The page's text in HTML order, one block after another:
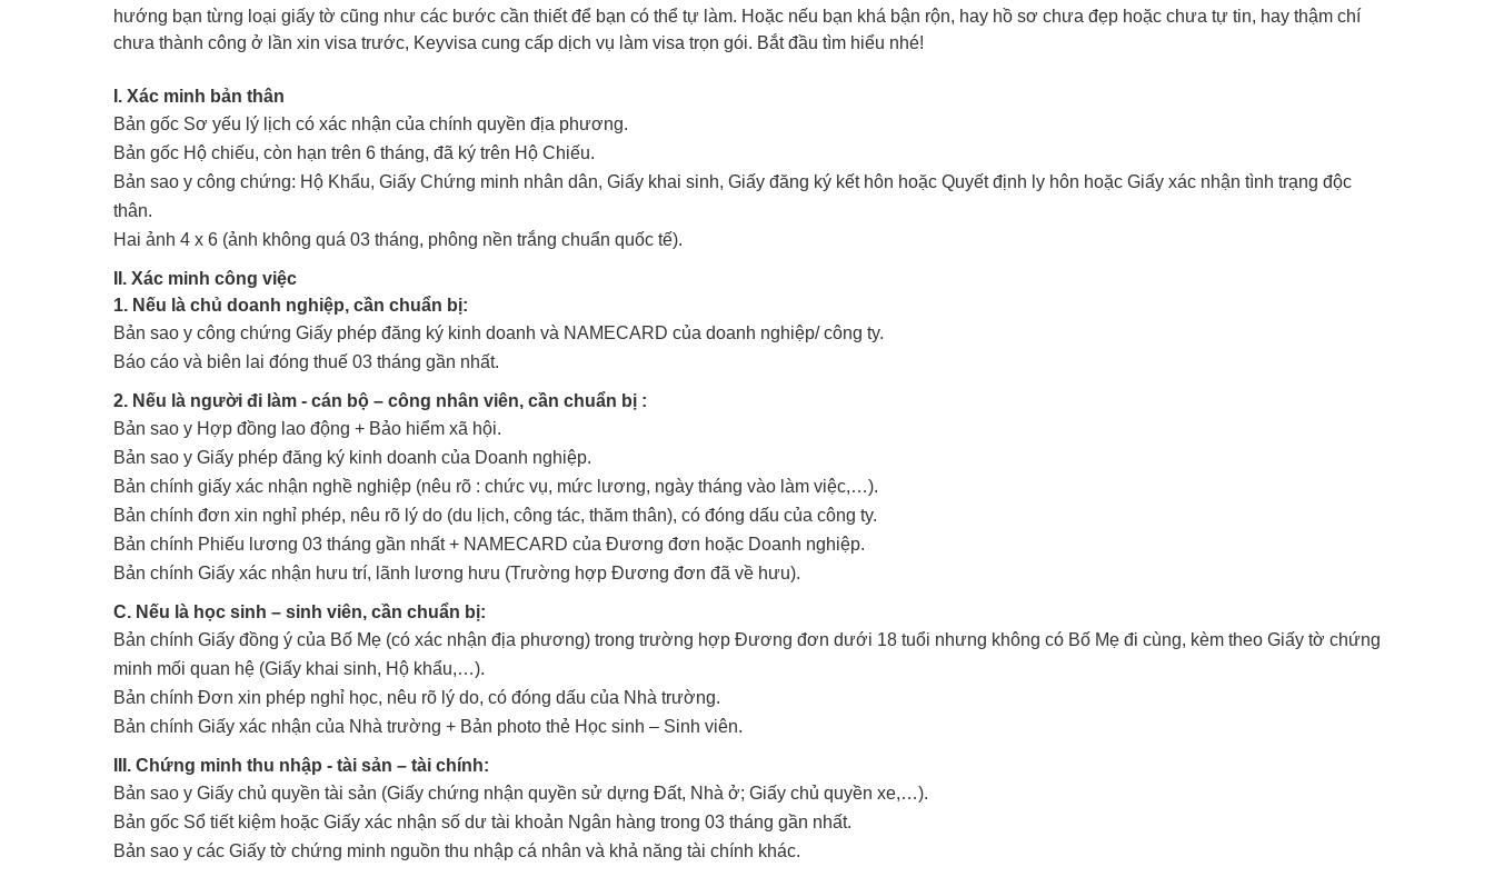
hướng bạn từng loại giấy tờ cũng như các bước cần thiết để bạn có thể tự làm. Hoặc nếu bạn khá bận rộn, hay hồ sơ chưa đẹp hoặc chưa tự tin, hay thậm chí
chưa thành công ở lần xin visa trước, Keyvisa cung cấp dịch vụ làm visa trọn gói. Bắt đầu tìm hiểu nhé!
I. Xác minh bản thân
Bản gốc Sơ yếu lý lịch có xác nhận của chính quyền địa phương.
Bản gốc Hộ chiếu, còn hạn trên 6 tháng, đã ký trên Hộ Chiếu.
Bản sao y công chứng: Hộ Khẩu, Giấy Chứng minh nhân dân, Giấy khai sinh, Giấy đăng ký kết hôn hoặc Quyết định ly hôn hoặc Giấy xác nhận tình trạng độc
thân.
Hai ảnh 4 x 6 (ảnh không quá 03 tháng, phông nền trắng chuẩn quốc tế).
II. Xác minh công việc
1. Nếu là chủ doanh nghiệp, cần chuẩn bị:
Bản sao y công chứng Giấy phép đăng ký kinh doanh và NAMECARD của doanh nghiệp/ công ty.
Báo cáo và biên lai đóng thuế 03 tháng gần nhất.
2. Nếu là người đi làm - cán bộ – công nhân viên, cần chuẩn bị :
Bản sao y Hợp đồng lao động + Bảo hiểm xã hội.
Bản sao y Giấy phép đăng ký kinh doanh của Doanh nghiệp.
Bản chính giấy xác nhận nghề nghiệp (nêu rõ : chức vụ, mức lương, ngày tháng vào làm việc,…).
Bản chính đơn xin nghỉ phép, nêu rõ lý do (du lịch, công tác, thăm thân), có đóng dấu của công ty.
Bản chính Phiếu lương 03 tháng gần nhất + NAMECARD của Đương đơn hoặc Doanh nghiệp.
Bản chính Giấy xác nhận hưu trí, lãnh lương hưu (Trường hợp Đương đơn đã về hưu).
C. Nếu là học sinh – sinh viên, cần chuẩn bị:
Bản chính Giấy đồng ý của Bố Mẹ (có xác nhận địa phương) trong trường hợp Đương đơn dưới 18 tuổi nhưng không có Bố Mẹ đi cùng, kèm theo Giấy tờ chứng
minh mối quan hệ (Giấy khai sinh, Hộ khẩu,…).
Bản chính Đơn xin phép nghỉ học, nêu rõ lý do, có đóng dấu của Nhà trường.
Bản chính Giấy xác nhận của Nhà trường + Bản photo thẻ Học sinh – Sinh viên.
III. Chứng minh thu nhập - tài sản – tài chính:
Bản sao y Giấy chủ quyền tài sản (Giấy chứng nhận quyền sử dựng Đất, Nhà ở; Giấy chủ quyền xe,…).
Bản gốc Sổ tiết kiệm hoặc Giấy xác nhận số dư tài khoản Ngân hàng trong 03 tháng gần nhất.
Bản sao y các Giấy tờ chứng minh nguồn thu nhập cá nhân và khả năng tài chính khác.